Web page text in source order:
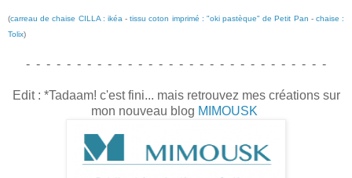
(carreau de chaise CILLA : ikéa -tissu coton imprimé : "oki pastèque" de Petit Pan - chaise :
Tolix)
- - - - - - - - - - - - - - - - - - - - - - - - - - - - - -
Edit : *Tadaam! c'est fini... mais retrouvez mes créations sur
mon nouveau blog MIMOUSK